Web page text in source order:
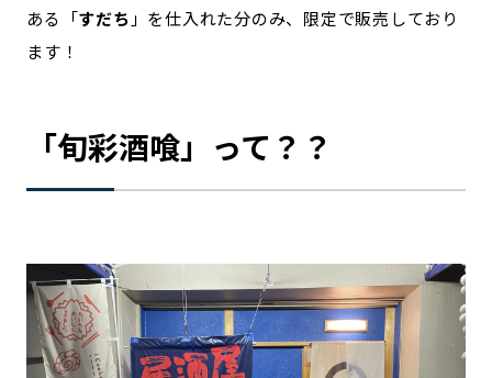
ある「すだち 」を仕入れた分のみ、限定で販売しており
ます！
「旬彩酒喰」って？？